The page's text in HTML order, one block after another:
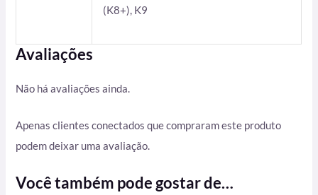
(K8+), K9
Avaliações
Não há avaliações ainda.
Apenas clientes conectados que compraram este produto
podem deixar uma avaliação.
Você também pode gostar de…